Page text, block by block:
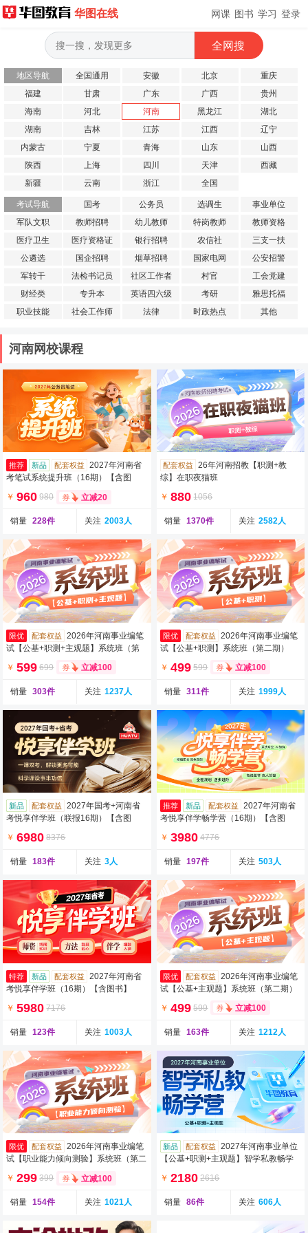
华图在线 网课 图书 学习 登录
地区导航 全国通用 安徽 北京
重庆
福建
甘肃 广东 广西
贵州
海南
河北 河南 黑龙江
湖北
湖南
吉林 江苏 江西
辽宁
内蒙古
宁夏 青海 山东
山西
陕西
上海 四川 天津
西藏
新疆
云南 浙江 全国
考试导航 国考 公务员 选调生
事业单位
军队文职
教师招聘 幼儿教师 特岗教师
教师资格
医疗卫生
医疗资格证 银行招聘 农信社
三支一扶
公遴选
国企招聘 烟草招聘 国家电网
公安招警
军转干
法检书记员 社区工作者 村官
工会党建
财经类
专升本 英语四六级 考研
雅思托福
职业技能
社会工作师 法律 时政热点 其他
河南网校课程
推荐 新品 配套权益
2027年河南省
考笔试系统提升班（16期）【含图
￥ 960 980 立减20
销量 228件 关注 2003人
配套权益
26年河南招教【职测+教
综】在职夜猫班
￥ 880 1056
销量 1370件 关注 2582人
限优 配套权益
2026年河南事业编笔
试【公基+职测+主观题】系统班（第
二期）（含图书）
￥ 599 699 立减100
销量 303件 关注 1237人
限优 配套权益
2026年河南事业编笔
试【公基+职测】系统班（第二期）
￥ 499 599 立减100
销量 311件 关注 1999人
新品 配套权益
2027年国考+河南省
考悦享伴学班（联报16期）【含图
￥ 6980 8376
销量 183件 关注 3人
推荐 新品 配套权益
2027年河南省
考悦享伴学畅学营（16期）【含图
￥ 3980 4776
销量 197件 关注 503人
特荐 新品 配套权益
2027年河南省
考悦享伴学班（16期）【含图书】
￥ 5980 7176
销量 123件 关注 1003人
限优 配套权益
2026年河南事业编笔
试【公基+主观题】系统班（第二期）
￥ 499 599 立减100
销量 163件 关注 1212人
限优 配套权益
2026年河南事业编笔
试【职业能力倾向测验】系统班（第二
￥ 299 399 立减100
销量 154件 关注 1021人
新品 配套权益
2027年河南事业单位
【公基+职测+主观题】智学私教畅学
￥ 2180 2616
销量 86件 关注 606人